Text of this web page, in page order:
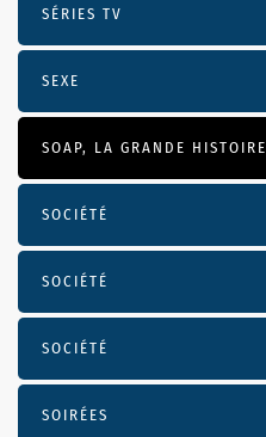
SÉRIES TV
SEXE
SOAP, LA GRANDE HISTOIRE
SOCIÉTÉ
SOCIÉTÉ
SOCIÉTÉ
SOIRÉES